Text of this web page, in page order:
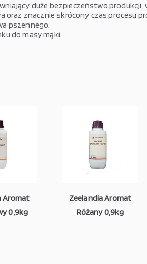
duże bezpieczeństwo produkcji,
oraz znacznie skrócony czas procesu
pszennego.
do masy mąki.
Aromat
0,9kg
Zeelandia Aromat
Różany 0,9kg